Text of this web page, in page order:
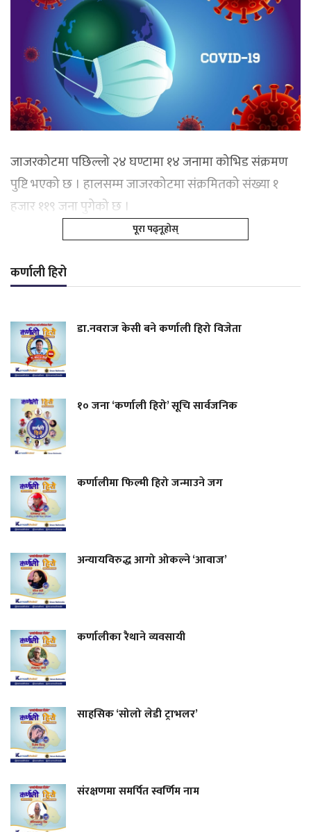
जाजरकोटमा पछिल्लो २४ घण्टामा १४ जनामा कोभिड संक्रमण
पुष्टि भएको छ । हालसम्म जाजरकोटमा संक्रमितको संख्या १
हजार ११९ जना पुगेको छ ।
पूरा पढ्नूहोस्
कर्णाली हिरो
डा.नवराज केसी बने कर्णाली हिरो विजेता
१० जना ‘कर्णाली हिरो’ सूचि सार्वजनिक
कर्णालीमा फिल्मी हिरो जन्माउने जग
अन्यायविरुद्ध आगो ओकल्ने ‘आवाज’
कर्णालीका रैथाने व्यवसायी
साहसिक ‘सोलो लेडी ट्राभलर’
संरक्षणमा समर्पित स्वर्णिम नाम